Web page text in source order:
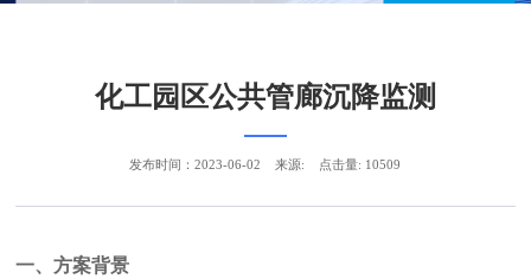
化工园区公共管廊沉降监测
一、方案背景